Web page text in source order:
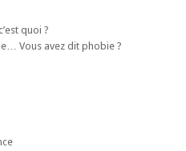
quoi ?
Vous avez dit phobie ?